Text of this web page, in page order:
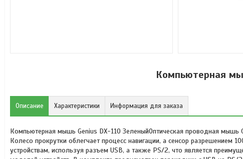
Компьютерная
Описание Характеристики Информация для заказа
Компьютерная мышь Genius DX-110 ЗеленыйОптическая проводная мышь
Колесо прокрутки облегчает процесс навигации, а сенсор разрешением
устройствам, используя разъем USB, а также PS/2, что является